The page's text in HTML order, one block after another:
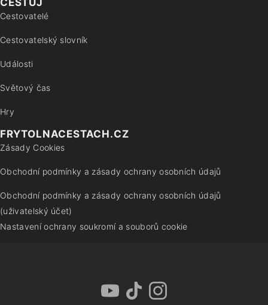
CESTUJ
Cestovatelé
Cestovatelský slovník
Události
Světový čas
Hry
FRYTOLNACESTACH.CZ
Zásady Cookies
Obchodní podmínky a zásady ochrany osobních údajů
Obchodní podmínky a zásady ochrany osobních údajů
(uživatelský účet)
Nastavení ochrany soukromí a souborů cookie